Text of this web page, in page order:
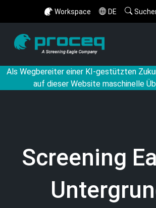
Workspace DE
Als Wegbereiter einer KI-gestützten
auf dieser Website maschinelle
Screening